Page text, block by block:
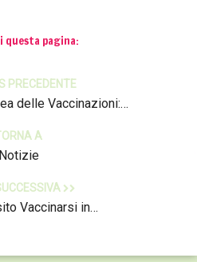
questa pagina:
PRECEDENTE
delle Vaccinazioni:…
A
Notizie
Vaccinarsi in…